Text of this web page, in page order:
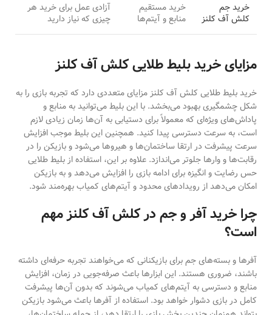
خرید جم
کلش آف کلنز
خرید مستقیم
منابع و آیتم‌ها
آزادی عمل برای خرید هر
چیزی که نیاز دارید
مزایای خرید بلیط طلایی کلش آف کلنز
خرید بلیط طلایی کلش آف کلنز مزایای متعددی دارد که تجربه بازی را به
شکل چشمگیری بهبود می‌بخشد. با این بلیط می‌توانید به منابع و
پاداش‌های ویژه‌ای که معمولاً برای دستیابی به آن‌ها زمان زیادی لازم
است، به سرعت دسترسی پیدا کنید. همچنین این بلیط موجب افزایش
سرعت پیشرفت در ارتقا ساختمان‌ها و هیروها می‌شود و بازیکن را در
رقابت‌ها و وارها جلوتر می‌اندازد. علاوه بر این، استفاده از بلیط طلایی
حس رضایت و انگیزه برای ادامه بازی را افزایش می‌دهد و به بازیکن
امکان می‌دهد از رویدادهای محدود و آیتم‌های کمیاب بهره‌مند شود.
چرا خرید آفر و جم در کلش آف کلنز مهم
است؟
آفرها و بسته‌های جم برای بازیکنانی که می‌خواهند تجربه حرفه‌ای داشته
باشند، ضروری هستند. این ابزارها باعث صرفه‌جویی در زمان، افزایش
منابع و دسترسی به آیتم‌های کمیاب می‌شوند که بدون آن‌ها پیشرفت
کامل در بازی دشوار خواهد بود. استفاده از آفرها باعث می‌شود بازیکن